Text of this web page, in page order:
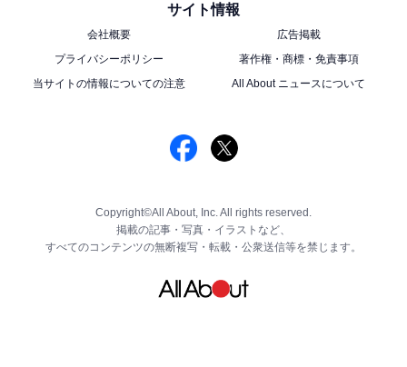
サイト情報
会社概要
広告掲載
プライバシーポリシー
著作権・商標・免責事項
当サイトの情報についての注意
All About ニュースについて
Copyright©All About, Inc. All rights reserved.
掲載の記事・写真・イラストなど、
すべてのコンテンツの無断複写・転載・公衆送信等を禁じます。